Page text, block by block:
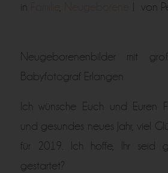
in
von
Neugeborenenbilder mit
Babyfotograf Erlangen
Ich wünsche Euch und Euren
und gesundes neues Jahr, viel
für 2019. Ich hoffe, Ihr seid
gestartet?